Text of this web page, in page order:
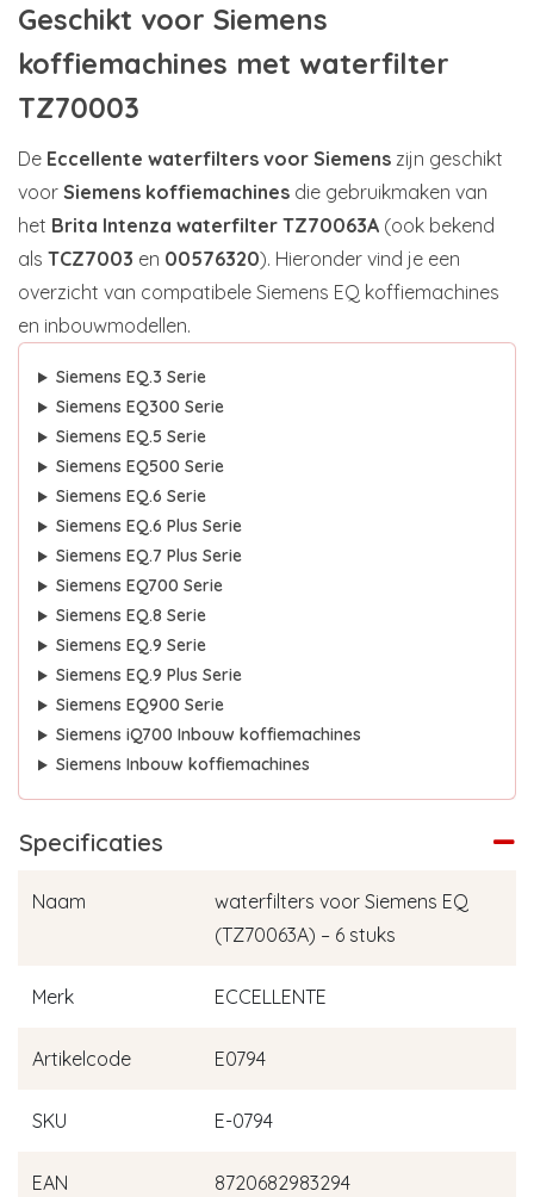
Geschikt voor Siemens
koffiemachines met waterfilter
TZ70003
De Eccellente waterfilters voor Siemens zijn geschikt
voor Siemens koffiemachines die gebruikmaken van
het Brita Intenza waterfilter TZ70063A (ook bekend
als TCZ7003 en 00576320). Hieronder vind je een
overzicht van compatibele Siemens EQ koffiemachines
en inbouwmodellen.
Siemens EQ.3 Serie
Siemens EQ300 Serie
Siemens EQ.5 Serie
Siemens EQ500 Serie
Siemens EQ.6 Serie
Siemens EQ.6 Plus Serie
Siemens EQ.7 Plus Serie
Siemens EQ700 Serie
Siemens EQ.8 Serie
Siemens EQ.9 Serie
Siemens EQ.9 Plus Serie
Siemens EQ900 Serie
Siemens iQ700 Inbouw koffiemachines
Siemens Inbouw koffiemachines
Specificaties
Naam
waterfilters voor Siemens EQ
(TZ70063A) – 6 stuks
Merk ECCELLENTE
Artikelcode E0794
SKU E-0794
EAN 8720682983294